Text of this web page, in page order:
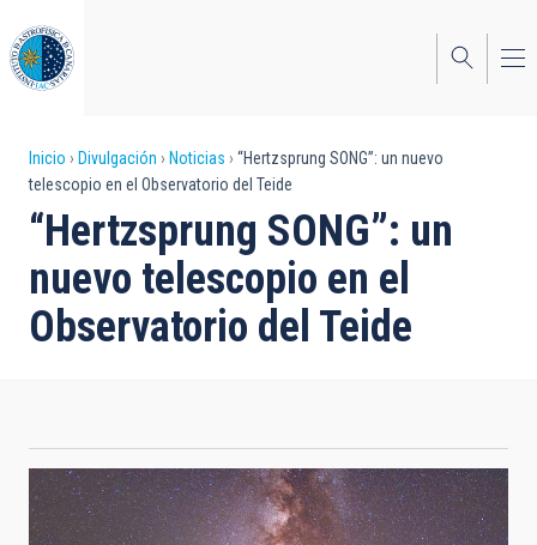
al
contenido
principal
Sobrescribir
enlaces
de
ayuda
a
Inicio Divulgación Noticias
“Hertzsprung SONG”: un nuevo
telescopio en el Observatorio del Teide
“Hertzsprung SONG”: un
nuevo telescopio en el
Observatorio del Teide